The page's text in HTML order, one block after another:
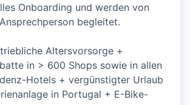
Onboarding und werden von
begleitet.
Altersvorsorge +
in > 600 Shops sowie in allen
Hotels + vergünstigter Urlaub
in Portugal + E-Bike-